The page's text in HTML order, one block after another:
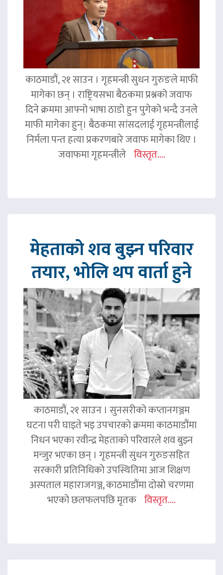
काठमाडौं, २१ साउन । गृहमन्त्री सुधन गुरुङले माफी
मागेका छन् । राष्ट्रियसभा बैठकमा प्रश्नको जवाफ
दिने क्रममा आफ्नो भाषा ठाडो हुन पुगेको भन्दै उनले
माफी मागेका हुन्। बैठकमा सांसदलाई गृहमन्त्रीलाई
निर्मला पन्त हत्या प्रकरणबारे जवाफ मागेका थिए ।
जवाफमा गृहमन्त्रीले विस्तृत....
मेहताको शव बुझ्न परिवार
तयार, भोलि थप वार्ता हुने
काठमाडौं, २१ साउन । सुनसरीको कप्तानगञ्जम
घटना परी घाइते भइ उपचारको क्रममा काठमाडौंमा
निधन भएका रवीन्द्र मेहताको परिवारले शव बुझ्न
मन्जुर भएका छन् । गृहमन्त्री सुधन गुरुङसहित
सरकारी प्रतिनिधिको उपस्थितिमा आज शिक्षण
अस्पताल महाराजगञ्ज, काठमाडौंमा दोस्रो चरणमा
भएको छलफलपछि मृतक विस्तृत....